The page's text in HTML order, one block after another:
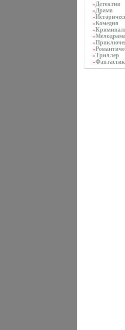
»Детектив
»Драма
»
»Комедия
»
»
»
»
»Триллер
»